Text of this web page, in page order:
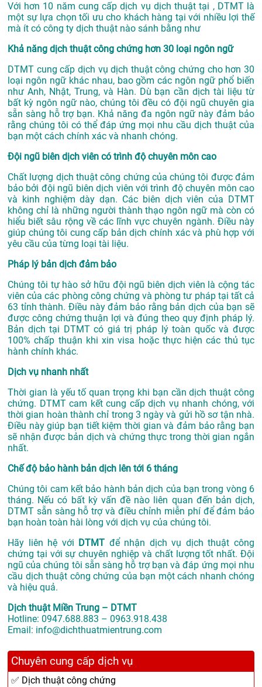
Với hơn 10 năm cung cấp dịch vụ dịch thuật tại , DTMT là
một sự lựa chọn tối ưu cho khách hàng tại với nhiều lợi thế
mà ít có công ty dịch thuật nào sánh bằng như
Khả năng dịch thuật công chứng hơn 30 loại ngôn ngữ
DTMT cung cấp dịch vụ dịch thuật công chứng cho hơn 30
loại ngôn ngữ khác nhau, bao gồm các ngôn ngữ phổ biến
như Anh, Nhật, Trung, và Hàn. Dù bạn cần dịch tài liệu từ
bất kỳ ngôn ngữ nào, chúng tôi đều có đội ngũ chuyên gia
sẵn sàng hỗ trợ bạn. Khả năng đa ngôn ngữ này đảm bảo
rằng chúng tôi có thể đáp ứng mọi nhu cầu dịch thuật của
bạn một cách chính xác và nhanh chóng.
Đội ngũ biên dịch viên có trình độ chuyên môn cao
Chất lượng dịch thuật công chứng của chúng tôi được đảm
bảo bởi đội ngũ biên dịch viên với trình độ chuyên môn cao
và kinh nghiệm dày dạn. Các biên dịch viên của DTMT
không chỉ là những người thành thạo ngôn ngữ mà còn có
hiểu biết sâu rộng về các lĩnh vực chuyên ngành. Điều này
giúp chúng tôi cung cấp bản dịch chính xác và phù hợp với
yêu cầu của từng loại tài liệu.
Pháp lý bản dịch đảm bảo
Chúng tôi tự hào sở hữu đội ngũ biên dịch viên là cộng tác
viên của các phòng công chứng và phòng tư pháp tại tất cả
63 tỉnh thành. Điều này đảm bảo rằng bản dịch của bạn sẽ
được công chứng thuận lợi và đúng theo quy định pháp lý.
Bản dịch tại DTMT có giá trị pháp lý toàn quốc và được
100% chấp thuận khi xin visa hoặc thực hiện các thủ tục
hành chính khác.
Dịch vụ nhanh nhất
Thời gian là yếu tố quan trọng khi bạn cần dịch thuật công
chứng. DTMT cam kết cung cấp dịch vụ nhanh chóng, với
thời gian hoàn thành chỉ trong 3 ngày và gửi hồ sơ tận nhà.
Điều này giúp bạn tiết kiệm thời gian và đảm bảo rằng bạn
sẽ nhận được bản dịch và chứng thực trong thời gian ngắn
nhất.
Chế độ bảo hành bản dịch lên tới 6 tháng
Chúng tôi cam kết bảo hành bản dịch của bạn trong vòng 6
tháng. Nếu có bất kỳ vấn đề nào liên quan đến bản dịch,
DTMT sẵn sàng hỗ trợ và điều chỉnh miễn phí để đảm bảo
bạn hoàn toàn hài lòng với dịch vụ của chúng tôi.
Hãy liên hệ với DTMT để nhận dịch vụ dịch thuật công
chứng tại với sự chuyên nghiệp và chất lượng tốt nhất. Đội
ngũ của chúng tôi sẵn sàng hỗ trợ bạn và đáp ứng mọi nhu
cầu dịch thuật công chứng của bạn một cách nhanh chóng
và hiệu quả.
Dịch thuật Miền Trung – DTMT
Hotline: 0947.688.883 – 0963.918.438
Email: info@dichthuatmientrung.com
Chuyên cung cấp dịch vụ
✅ Dịch thuật công chứng